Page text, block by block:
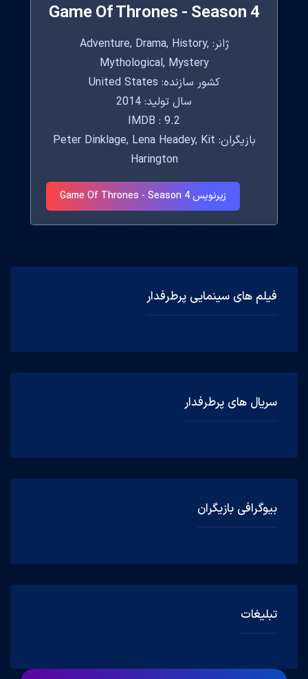
فیلم های سینمایی پرطرفدار
سریال های پرطرفدار
بیوگرافی بازیگران
تبلیغات
Game Of Thrones - Season 4
ژانر: Adventure, Drama, History,
Mythological, Mystery
کشور سازنده: United States
سال تولید: 2014
IMDB : 9.2
بازیگران: Peter Dinklage, Lena Headey, Kit
Harington
زیرنویس Game Of Thrones - Season 4